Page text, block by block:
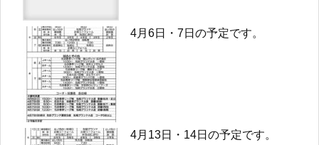
4月6日・7日の予定です。
4月13日・14日の予定です。